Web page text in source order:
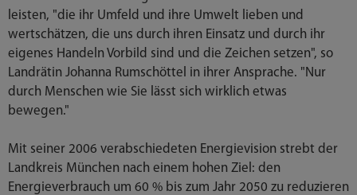
leisten, "die ihr Umfeld und ihre Umwelt lieben und
wertschätzen, die uns durch ihren Einsatz und durch ihr
eigenes Handeln Vorbild sind und die Zeichen setzen", so
Landrätin Johanna Rumschöttel in ihrer Ansprache. "Nur
durch Menschen wie Sie lässt sich wirklich etwas
bewegen."
Mit seiner 2006 verabschiedeten Energievision strebt der
Landkreis München nach einem hohen Ziel: den
Energieverbrauch um 60 % bis zum Jahr 2050 zu reduzieren